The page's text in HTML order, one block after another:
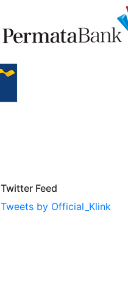
Twitter Feed
Tweets by Official_Klink